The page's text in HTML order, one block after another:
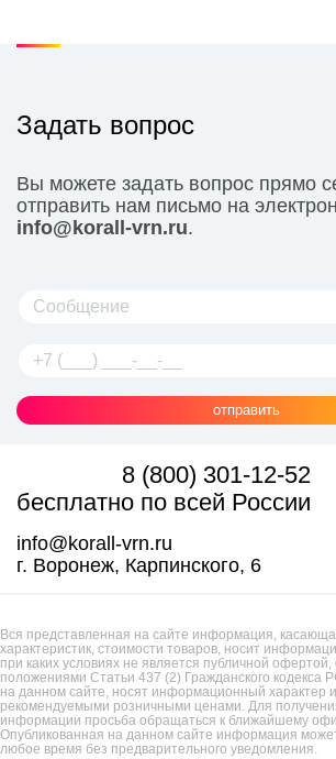
Задать вопрос
Вы можете задать вопрос прямо
отправить нам письмо на
info@korall-vrn.ru.
отправить
8 (800) 301-12-52
бесплатно по всей России
info@korall-vrn.ru
г. Воронеж, Карпинского, 6
Вся представленная на сайте информация,
характеристик, стоимости товаров, носит
при каких условиях не является публичной
положениями Статьи 437 (2) Гражданского кодекса
на данном сайте, носят информационный характер
рекомендуемыми розничными ценами. Для
информации просьба обращаться к ближайшему
Опубликованная на данном сайте информация
любое время без предварительного уведомления.